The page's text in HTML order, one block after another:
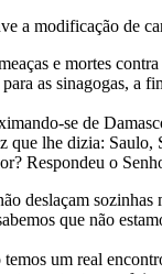
a modificação de
e mortes
as sinagogas, a
se de
lhe dizia: Saulo,
Respondeu o
deslaçam
que não
um real